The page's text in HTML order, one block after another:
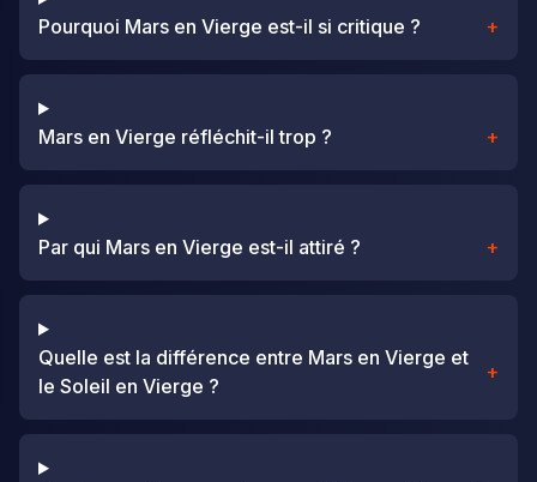
Pourquoi Mars en Vierge est-il si critique ? +
Mars en Vierge réfléchit-il trop ? +
Par qui Mars en Vierge est-il attiré ? +
Quelle est la différence entre Mars en Vierge et
le Soleil en Vierge ?
+